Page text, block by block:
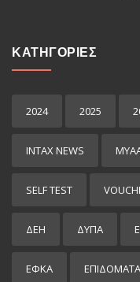
ΚΑΤΗΓΟΡΙΕΣ
2024 2025
INTAX NEWS
SELF TEST
ΔΕΗ ΔΥΠΑ
ΕΦΚΑ ΕΠΙΔΌΜΑΤΑ